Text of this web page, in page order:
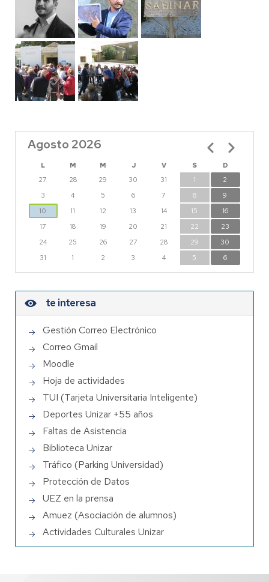
Agosto 2026
L M M J V S
D
27
28 29 30 31 1
2
3
4 5 6 7 8
9
10
11 12 13 14 15
16
17
18 19 20 21 22
23
24
25 26 27 28 29
30
31
1 2 3 4 5 6
Paginación
te interesa
Gestión Correo Electrónico
Correo Gmail
Moodle
Hoja de actividades
TUI (Tarjeta Universitaria Inteligente)
Deportes Unizar +55 años
Faltas de Asistencia
Biblioteca Unizar
Tráfico (Parking Universidad)
Protección de Datos
UEZ en la prensa
Amuez (Asociación de alumnos)
Actividades Culturales Unizar